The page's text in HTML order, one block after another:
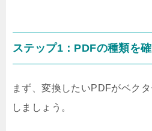
ステップ1：PDFの種類を
まず、変換したいPDFがベク
しましょう。